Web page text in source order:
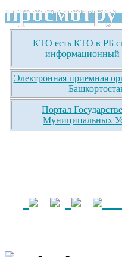
просмотру
КТО есть КТО в РБ
информационный
Электронная приемная
Портал
Муниципальных